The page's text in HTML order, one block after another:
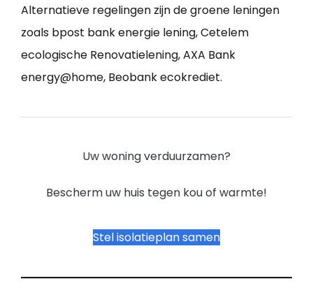
Alternatieve regelingen zijn de groene leningen
zoals bpost bank energie lening, Cetelem
ecologische Renovatielening, AXA Bank
energy@home, Beobank ecokrediet.
Uw woning verduurzamen?
Bescherm uw huis tegen kou of warmte!
Stel isolatieplan samen